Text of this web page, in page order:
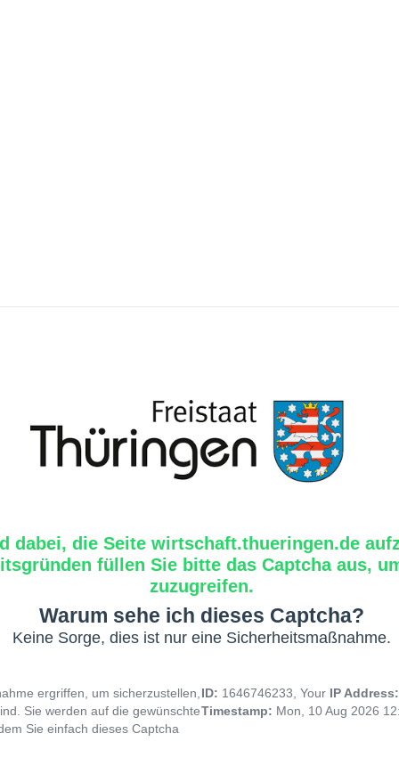
dabei, die Seite wirtschaft.thueringen.de
füllen Sie bitte das Captcha aus,
zuzugreifen.
Warum sehe ich dieses Captcha?
Keine Sorge, dies ist nur eine Sicherheitsmaßnahme.
ergriffen, um sicherzustellen,
Sie werden auf die gewünschte
Sie einfach dieses Captcha
ID: 1646746233, Your IP
Timestamp: Mon, 10 Aug 2026